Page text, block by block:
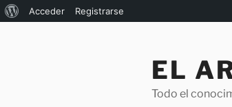
Acerca
Acceder Registrarse
EL
Todo el